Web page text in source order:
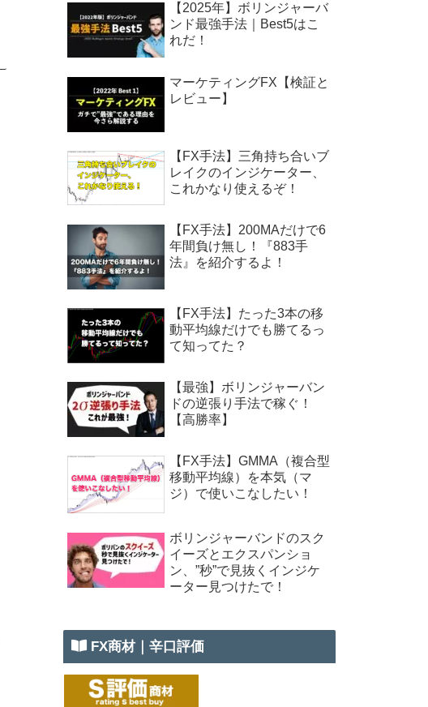
【2025年】ボリンジャーバ
ンド最強手法｜Best5はこ
れだ！
マーケティングFX【検証と
レビュー】
【FX手法】三角持ち合いブ
レイクのインジケーター、
これかなり使えるぞ！
【FX手法】200MAだけで6
年間負け無し！『883手
法』を紹介するよ！
【FX手法】たった3本の移
動平均線だけでも勝てるっ
て知ってた？
【最強】ボリンジャーバン
ドの逆張り手法で稼ぐ！
【高勝率】
【FX手法】GMMA（複合型
移動平均線）を本気（マ
ジ）で使いこなしたい！
ボリンジャーバンドのスク
イーズとエクスパンショ
ン、”秒”で見抜くインジケ
ーター見つけたで！
FX商材｜辛口評価